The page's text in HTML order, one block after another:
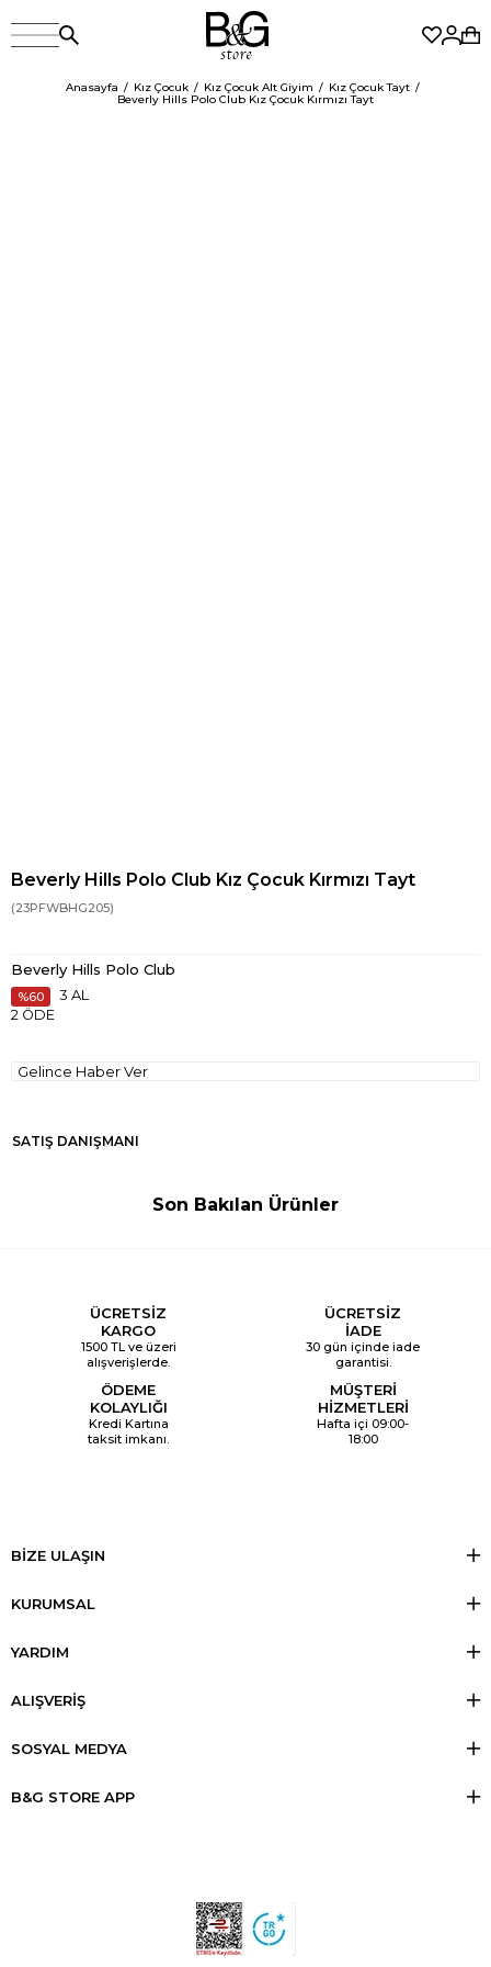
Anasayfa Kız Çocuk Kız Çocuk Alt Giyim
Kız Çocuk Tayt
Beverly Hills Polo Club Kız Çocuk Kırmızı Tayt
Beverly Hills Polo Club Kız Çocuk Kırmızı Tayt
(23PFWBHG205)
Beverly Hills Polo Club
60
3 AL
2 ÖDE
Gelince Haber Ver
SATIŞ DANIŞMANI
Son Bakılan Ürünler
ÜCRETSİZ
KARGO
1500 TL ve üzeri
alışverişlerde.
ÜCRETSİZ
İADE
30 gün içinde iade
garantisi.
ÖDEME
KOLAYLIĞI
Kredi Kartına
taksit imkanı.
MÜŞTERİ
HİZMETLERİ
Hafta içi 09:00-
18:00
BİZE ULAŞIN
KURUMSAL
YARDIM
ALIŞVERİŞ
SOSYAL MEDYA
B&G STORE APP